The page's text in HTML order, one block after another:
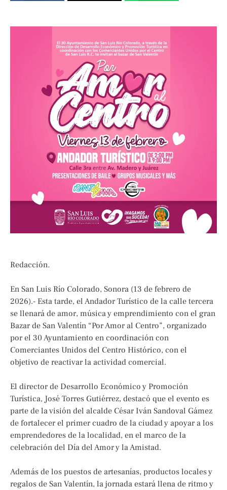
Redacción.
En San Luis Río Colorado, Sonora (13 de febrero de
2026).- Esta tarde, el Andador Turístico de la calle tercera
se llenará de amor, música y emprendimiento con el gran
Bazar de San Valentín “Por Amor al Centro”, organizado
por el 30 Ayuntamiento en coordinación con
Comerciantes Unidos del Centro Histórico, con el
objetivo de reactivar la actividad comercial.
El director de Desarrollo Económico y Promoción
Turística, José Torres Gutiérrez, destacó que el evento es
parte de la visión del alcalde César Iván Sandoval Gámez
de fortalecer el primer cuadro de la ciudad y apoyar a los
emprendedores de la localidad, en el marco de la
celebración del Día del Amor y la Amistad.
Además de los puestos de artesanías, productos locales y
regalos de San Valentín, la jornada estará llena de ritmo y